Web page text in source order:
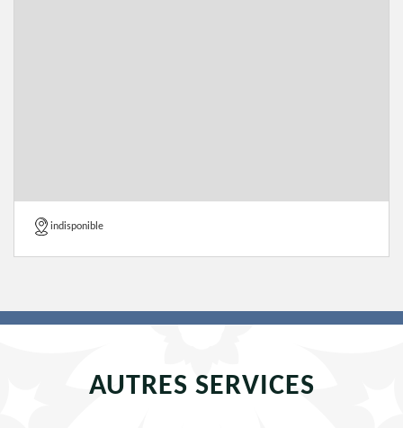
indisponible
AUTRES SERVICES